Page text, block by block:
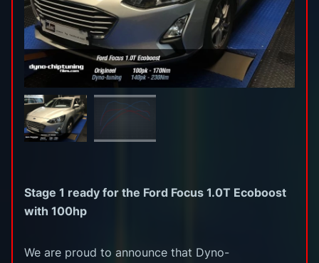
Stage 1 ready for the Ford Focus 1.0T Ecoboost
with 100hp
We are proud to announce that Dyno-